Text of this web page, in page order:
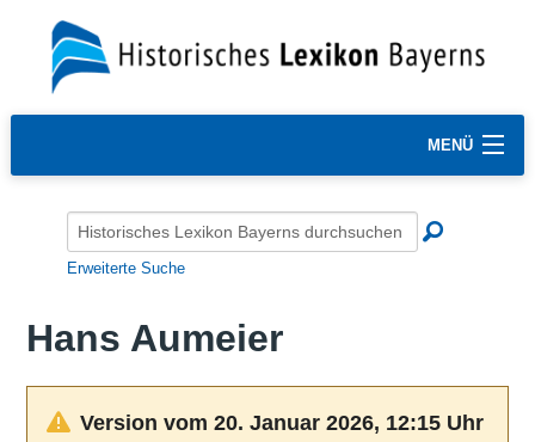
MENÜ
Erweiterte Suche
Hans Aumeier
Version vom 20. Januar 2026, 12:15 Uhr